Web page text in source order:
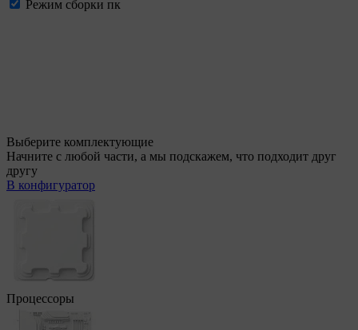
Режим сборки пк
Выберите комплектующие
Начните с любой части, а мы подскажем, что подходит друг
другу
В конфигуратор
Процессоры